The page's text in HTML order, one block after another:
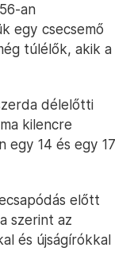
an
egy csecsemő
túlélők, akik a
délelőtti
kilencre
14 és egy 17
előtt
szerint az
és újságírókkal